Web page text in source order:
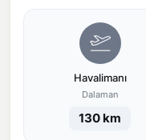
Havalimanı
Dalaman
130 km